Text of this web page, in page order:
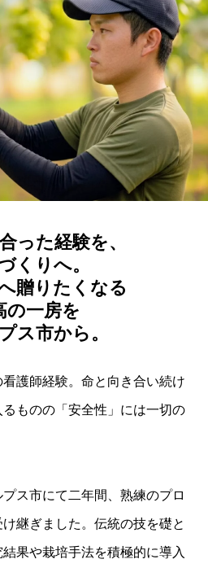
った経験を、
くりへ。
贈りたくなる
の一房を
ス市から。
護師経験。命と向き合い続け
ものの「安全性」には一切の
ス市にて二年間、熟練のプロ
継ぎました。伝統の技を礎と
果や栽培手法を積極的に導入